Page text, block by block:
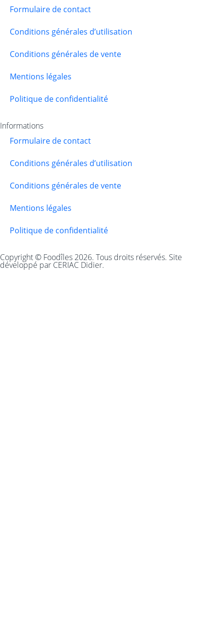
Formulaire de contact
Conditions générales d’utilisation
Conditions générales de vente
Mentions légales
Politique de confidentialité
Informations
Formulaire de contact
Conditions générales d’utilisation
Conditions générales de vente
Mentions légales
Politique de confidentialité
Copyright © Foodîles 2026. Tous droits réservés. Site
développé par CERIAC Didier.